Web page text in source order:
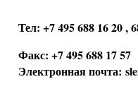
Тел: +7 495 688 16 20 ,
Факс: +7 495 688 17 57
Электронная почта: